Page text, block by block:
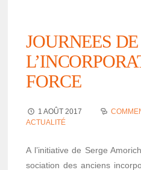
JOURNEES DE
FORCE
1 AOÛT 2017
ACTUALITÉ
A l’ini­tia­tive de Serge
so­cia­tion des anciens